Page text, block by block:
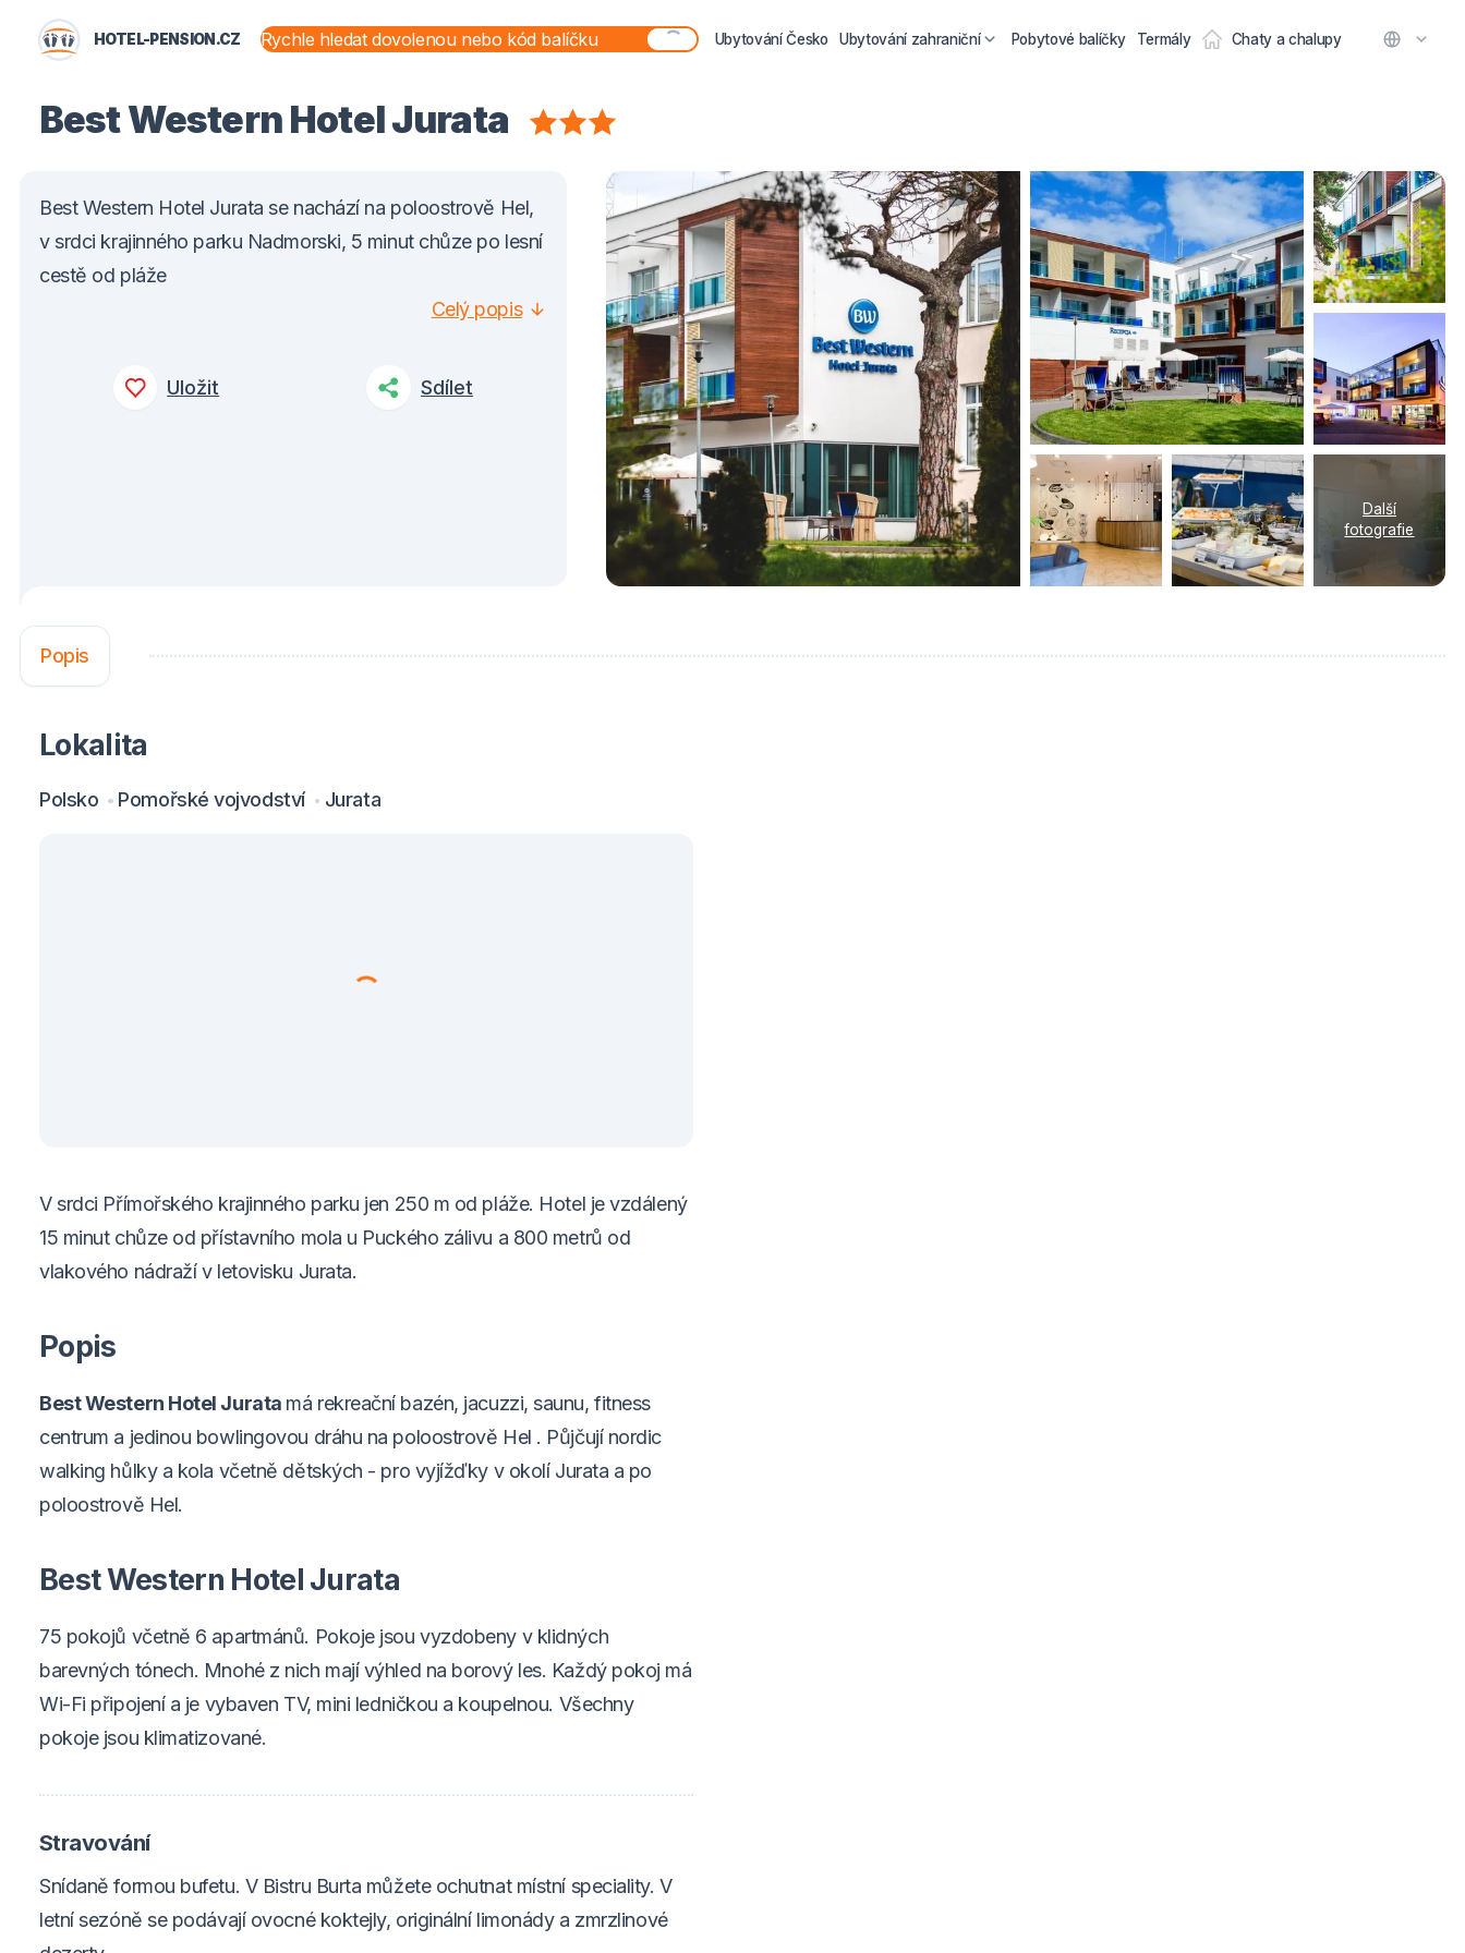
HOTEL-PENSION.CZ Ubytování Česko Ubytování zahraniční Pobytové balíčky Termály Chaty a chalupy
Best Western Hotel Jurata
Best Western Hotel Jurata se nachází na poloostrově Hel,
v srdci krajinného parku Nadmorski, 5 minut chůze po lesní
cestě od pláže
Celý popis
Uložit Sdílet
Další
fotografie
Popis
Lokalita
Polsko Pomořské vojvodství Jurata
V srdci Přímořského krajinného parku jen 250 m od pláže. Hotel je vzdálený
15 minut chůze od přístavního mola u Puckého zálivu a 800 metrů od
vlakového nádraží v letovisku Jurata.
Popis
Best Western Hotel Jurata má rekreační bazén, jacuzzi, saunu, fitness
centrum a jedinou bowlingovou dráhu na poloostrově Hel . Půjčují nordic
walking hůlky a kola včetně dětských - pro vyjížďky v okolí Jurata a po
poloostrově Hel.
Best Western Hotel Jurata
75 pokojů včetně 6 apartmánů. Pokoje jsou vyzdobeny v klidných
barevných tónech. Mnohé z nich mají výhled na borový les. Každý pokoj má
Wi-Fi připojení a je vybaven TV, mini ledničkou a koupelnou. Všechny
pokoje jsou klimatizované.
Stravování
Snídaně formou bufetu. V Bistru Burta můžete ochutnat místní speciality. V
letní sezóně se podávají ovocné koktejly, originální limonády a zmrzlinové